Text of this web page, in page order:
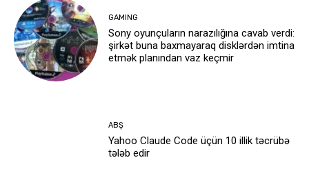
GAMING
Sony oyunçuların narazılığına cavab verdi:
şirkət buna baxmayaraq disklərdən imtina
etmək planından vaz keçmir
ABŞ
Yahoo Claude Code üçün 10 illik təcrübə
tələb edir